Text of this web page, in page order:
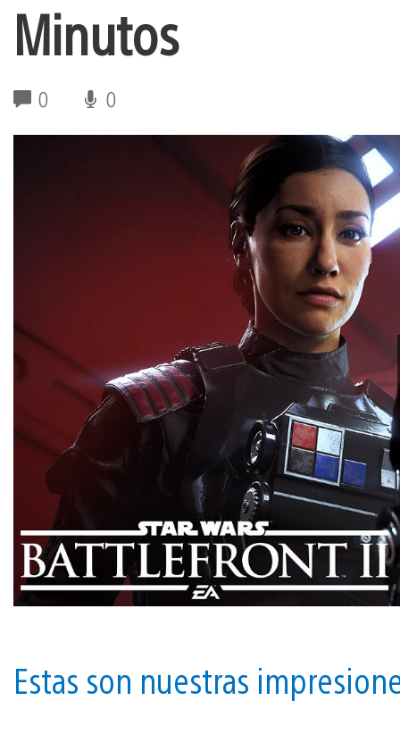
Minutos
0 0
Estas son nuestras